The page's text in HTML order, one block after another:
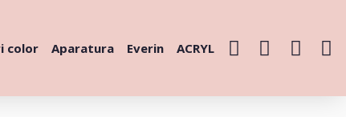
color Aparatura Everin ACRYL